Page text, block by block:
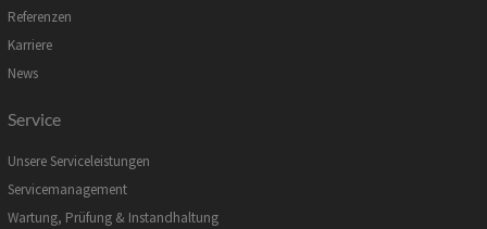
Referenzen
Karriere
News
Service
Unsere Serviceleistungen
Servicemanagement
Wartung, Prüfung & Instandhaltung